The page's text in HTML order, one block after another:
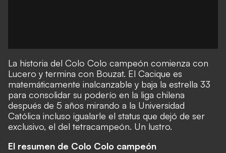
La historia del Colo Colo campeón comienza con
Lucero y termina con Bouzat. El Cacique es
matemáticamente inalcanzable y baja la estrella 33
para consolidar su poderío en la liga chilena
después de 5 años mirando a la Universidad
Católica incluso igualarle el status que dejó de ser
exclusivo, el del tetracampeón. Un lustro.
El resumen de Colo Colo campeón